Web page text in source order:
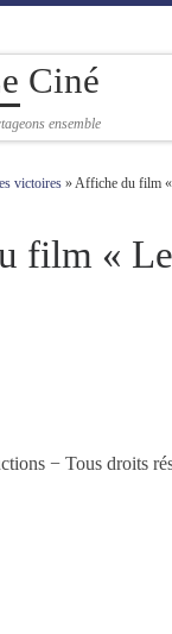
Ciné
ensemble
victoires »Affiche du film «
film «
− Tous droits